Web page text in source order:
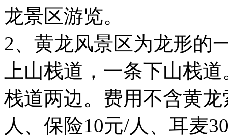
龙景区游览。
2、黄龙风景区为龙形的
上山栈道，一条下山栈
栈道两边。费用不含黄
人、保险10元/人、耳麦